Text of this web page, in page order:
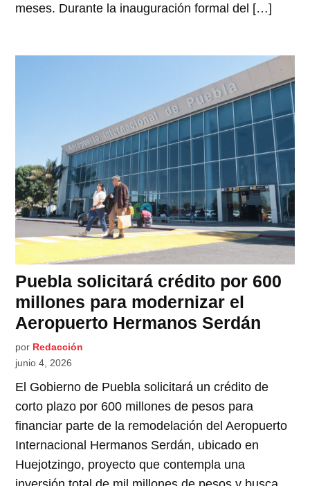
meses. Durante la inauguración formal del […]
Puebla solicitará crédito por 600
millones para modernizar el
Aeropuerto Hermanos Serdán
por Redacción
junio 4, 2026
El Gobierno de Puebla solicitará un crédito de
corto plazo por 600 millones de pesos para
financiar parte de la remodelación del Aeropuerto
Internacional Hermanos Serdán, ubicado en
Huejotzingo, proyecto que contempla una